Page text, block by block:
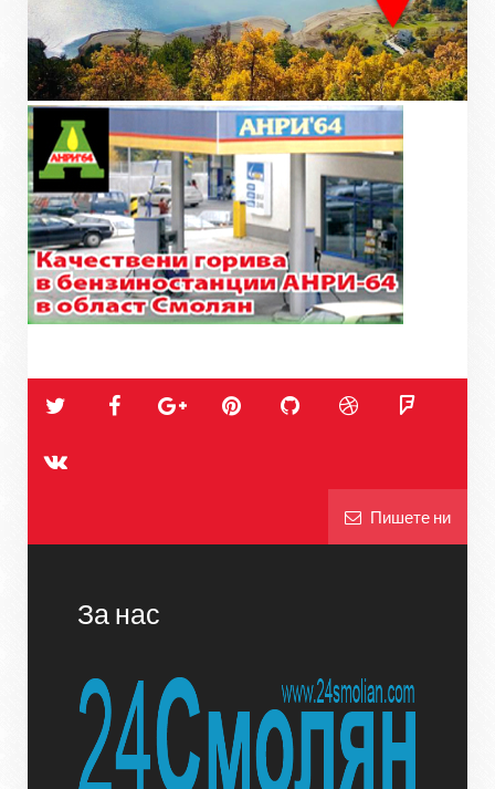
Пишете ни
За нас